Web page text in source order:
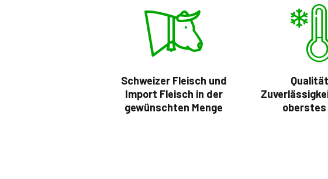
Schweizer Fleisch und
Import Fleisch in der
gewünschten Menge
oberstes